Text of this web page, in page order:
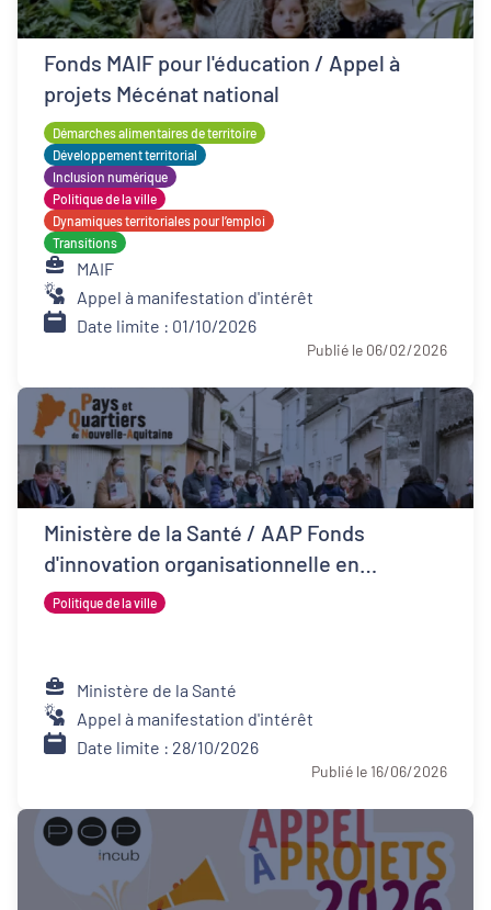
Fonds MAIF pour l'éducation / Appel à
projets Mécénat national
Démarches alimentaires de territoire
Développement territorial
Inclusion numérique
Politique de la ville
Dynamiques territoriales pour l’emploi
Transitions
MAIF
Appel à manifestation d'intérêt
Date limite : 01/10/2026
Publié le 06/02/2026
Ministère de la Santé / AAP Fonds
d'innovation organisationnelle en
psychiatrie (FIOP)
Politique de la ville
Ministère de la Santé
Appel à manifestation d'intérêt
Date limite : 28/10/2026
Publié le 16/06/2026